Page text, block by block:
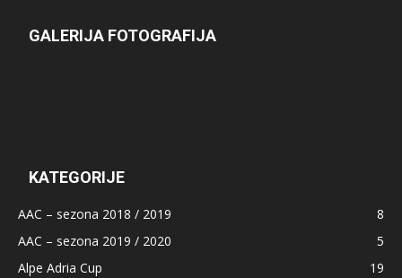
GALERIJA FOTOGRAFIJA
KATEGORIJE
AAC – sezona 2018 / 2019
8
AAC – sezona 2019 / 2020
5
Alpe Adria Cup
19